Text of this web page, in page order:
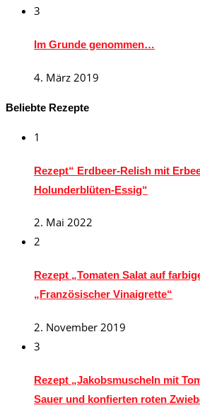
3
Im Grunde genommen…
4. März 2019
Beliebte Rezepte
1
Rezept“ Erdbeer-Relish mit
Holunderblüten-Essig“
2. Mai 2022
2
Rezept „Tomaten Salat auf
„Französischer Vinaigrette“
2. November 2019
3
Rezept „Jakobsmuscheln mit
Sauer und konfierten roten